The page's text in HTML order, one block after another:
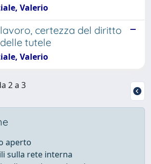
Valerio
certezza del diritto
tutele
Valerio
2 a 3
aperto
sulla rete interna